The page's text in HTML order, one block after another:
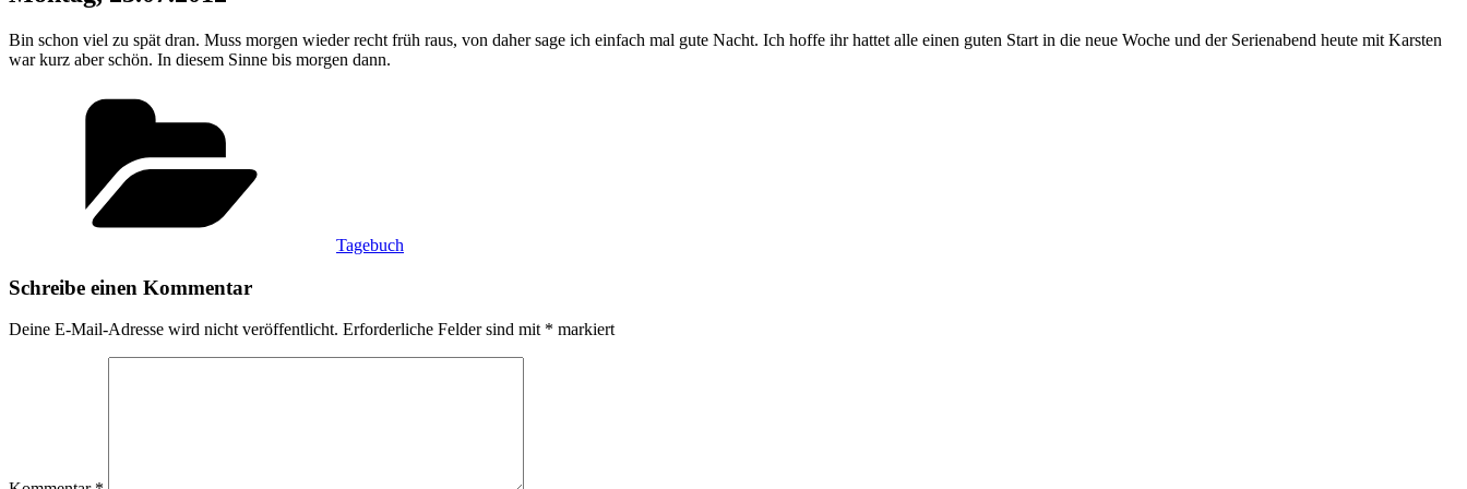
Bin schon viel zu spät dran. Muss morgen wieder recht früh raus, von daher sage ich einfach mal gute Nacht. Ich hoffe ihr hattet alle einen guten Start in die neue Woche und der Serienabend heute mit Karsten
war kurz aber schön. In diesem Sinne bis morgen dann.
Tagebuch
Schreibe einen Kommentar
Deine E-Mail-Adresse wird nicht veröffentlicht. Erforderliche Felder sind mit * markiert